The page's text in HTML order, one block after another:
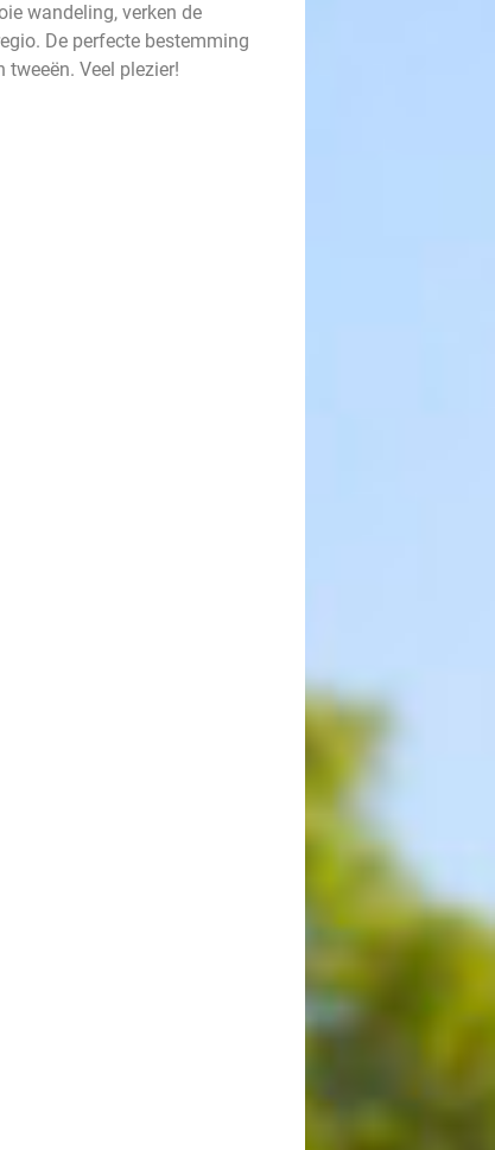
wandeling, verken de
De perfecte bestemming
Veel plezier!